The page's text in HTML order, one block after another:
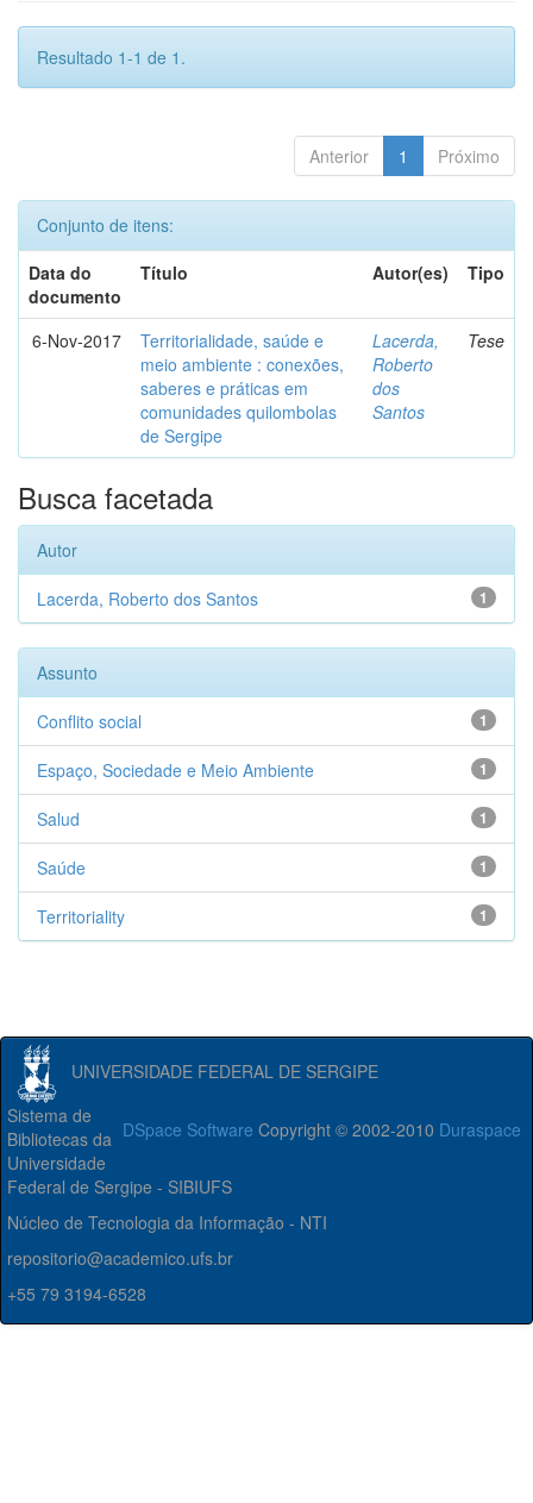
Resultado 1-1 de 1.
Anterior 1 Próximo
Conjunto de itens:
Data do
documento
Título Autor(es) Tipo
6-Nov-2017
Territorialidade, saúde e
meio ambiente : conexões,
saberes e práticas em
comunidades quilombolas
de Sergipe
Lacerda,
Roberto
dos
Santos
Tese
Busca facetada
Autor
1
Lacerda, Roberto dos Santos
Assunto
1
Conflito social
1
Espaço, Sociedade e Meio Ambiente
1
Salud
1
Saúde
1
Territoriality
UNIVERSIDADE FEDERAL DE SERGIPE
DSpace Software Copyright © 2002-2010 Duraspace
Sistema de
Bibliotecas da
Universidade
Federal de Sergipe - SIBIUFS
Núcleo de Tecnologia da Informação - NTI
repositorio@academico.ufs.br
+55 79 3194-6528